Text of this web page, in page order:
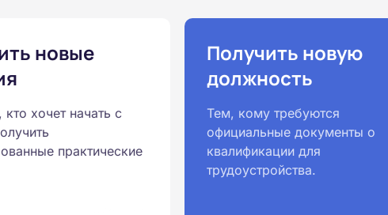
новые
хочет начать с
практические
Получить новую
должность
Тем, кому требуются
официальные документы о
квалификации для
трудоустройства.